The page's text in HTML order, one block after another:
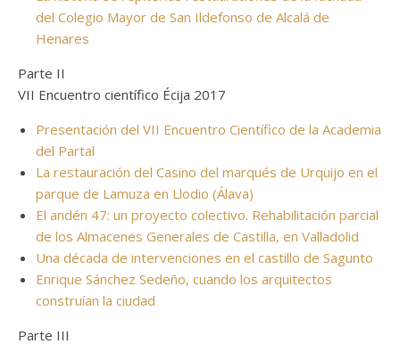
del Colegio Mayor de San Ildefonso de Alcalá de
Henares
Parte II
VII Encuentro científico Écija 2017
Presentación del VII Encuentro Científico de la Academia
del Partal
La restauración del Casino del marqués de Urquijo en el
parque de Lamuza en Llodio (Álava)
El andén 47: un proyecto colectivo. Rehabilitación parcial
de los Almacenes Generales de Castilla, en Valladolid
Una década de intervenciones en el castillo de Sagunto
Enrique Sánchez Sedeño, cuando los arquitectos
construían la ciudad
Parte III